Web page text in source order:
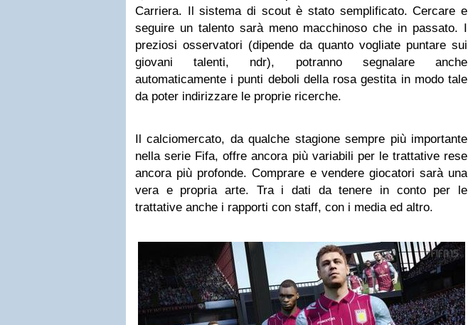
Carriera. Il sistema di scout è stato semplificato. Cercare e
seguire un talento sarà meno macchinoso che in passato. I
preziosi osservatori (dipende da quanto vogliate puntare sui
giovani talenti, ndr), potranno segnalare anche
automaticamente i punti deboli della rosa gestita in modo tale
da poter indirizzare le proprie ricerche.
Il calciomercato, da qualche stagione sempre più importante
nella serie Fifa, offre ancora più variabili per le trattative rese
ancora più profonde. Comprare e vendere giocatori sarà una
vera e propria arte. Tra i dati da tenere in conto per le
trattative anche i rapporti con staff, con i media ed altro.